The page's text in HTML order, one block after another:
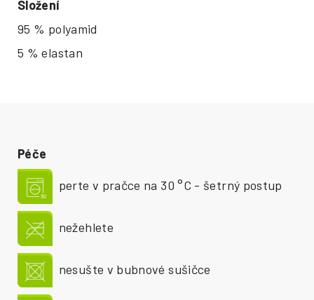
Péče
perte v pračce na 30 °C - šetrný postup
nežehlete
nesušte v bubnové sušičce
Složení
95 % polyamid
5 % elastan